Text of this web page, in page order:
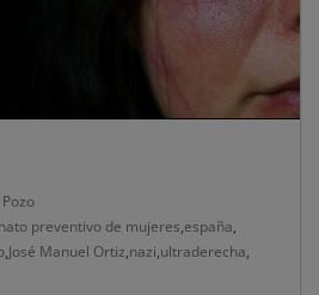
preventivo de mujeres,españa,
,José Manuel Ortiz,nazi,ultraderecha,